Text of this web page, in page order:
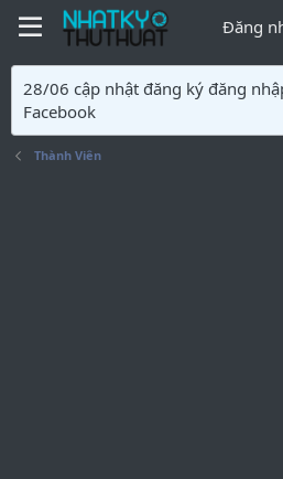
Đăng
28/06 cập nhật đăng ký đăng
Facebook
Thành Viên